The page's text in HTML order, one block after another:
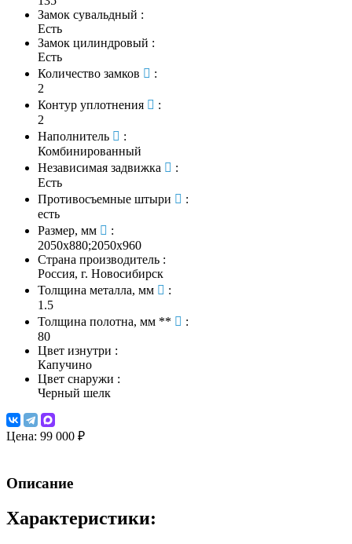
Замок сувальдный :
Есть
Замок цилиндровый :
Есть
Количество замков
:
2
Контур уплотнения
:
2
Наполнитель
:
Комбинированный
Независимая задвижка
:
Есть
Противосъемные штыри
:
есть
Размер, мм
:
2050х880;2050х960
Страна производитель :
Россия, г. Новосибирск
Толщина металла, мм
:
1.5
Толщина полотна, мм **
:
80
Цвет изнутри :
Капучино
Цвет снаружи :
Черный шелк
Цена: 99 000 ₽
Описание
Характеристики: